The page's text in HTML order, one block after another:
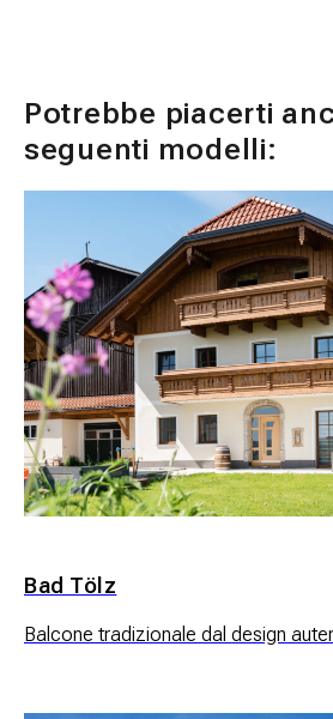
Potrebbe piacerti
seguenti modelli:
Bad Tölz
Balcone tradizionale dal design